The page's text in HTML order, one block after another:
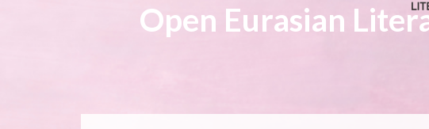
Open Eurasian